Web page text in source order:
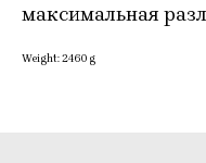
максимальная
Weight: 2460 g